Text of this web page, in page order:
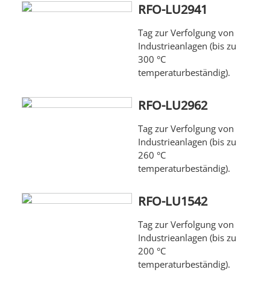
RFO-LU2941
Tag zur Verfolgung von
Industrieanlagen (bis zu
300 °C
temperaturbeständig).
RFO-LU2962
Tag zur Verfolgung von
Industrieanlagen (bis zu
260 °C
temperaturbeständig).
RFO-LU1542
Tag zur Verfolgung von
Industrieanlagen (bis zu
200 °C
temperaturbeständig).